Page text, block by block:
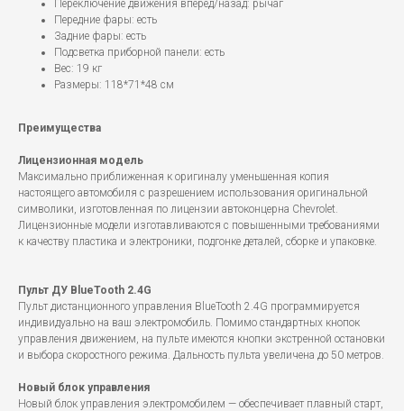
Переключение движения вперед/назад: рычаг
Передние фары: есть
Задние фары: есть
Подсветка приборной панели: есть
Вес: 19 кг
Размеры: 118*71*48 см
Преимущества
Лицензионная модель
Максимально приближенная к оригиналу уменьшенная копия
настоящего автомобиля с разрешением использования оригинальной
символики, изготовленная по лицензии автоконцерна Chevrolet.
Лицензионные модели изготавливаются с повышенными требованиями
к качеству пластика и электроники, подгонке деталей, сборке и упаковке.
Пульт ДУ BlueTooth 2.4G
Пульт дистанционного управления BlueTooth 2.4G программируется
индивидуально на ваш электромобиль. Помимо стандартных кнопок
управления движением, на пульте имеются кнопки экстренной остановки
и выбора скоростного режима. Дальность пульта увеличена до 50 метров.
Новый блок управления
Новый блок управления электромобилем — обеспечивает плавный старт,